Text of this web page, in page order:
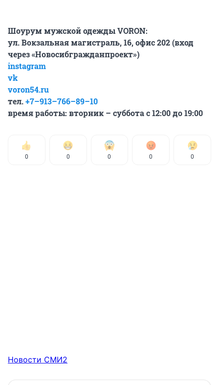
Шоурум мужской одежды VORON:
ул. Вокзальная магистраль, 16, офис 202 (вход
через «Новосибгражданпроект»)
instagram
vk
voron54.ru
тел.+7–913–766–89–10
время работы: вторник – суббота с 12:00 до 19:00
0 0 0 0 0
Новости СМИ2